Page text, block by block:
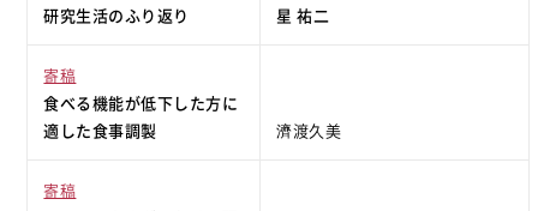
研究生活のふり返り
星 祐二
寄稿
食べる機能が低下した方に
適した食事調製
濟渡久美
寄稿